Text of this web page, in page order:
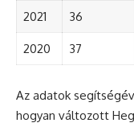
2021 36
2020 37
Az adatok
hogyan változott